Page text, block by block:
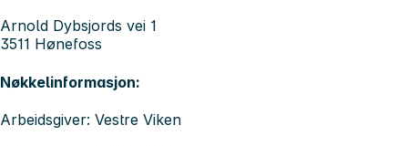
Arnold Dybsjords vei 1
3511 Hønefoss
Nøkkelinformasjon:
Arbeidsgiver: Vestre Viken